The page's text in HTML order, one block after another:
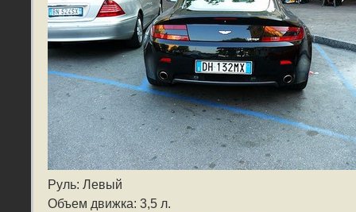
Руль: Левый
Объем движка: 3,5 л.